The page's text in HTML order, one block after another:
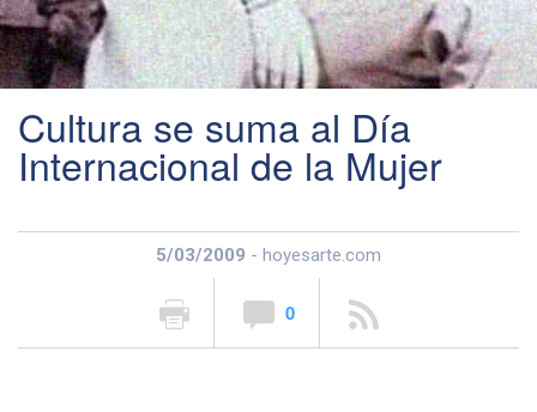
Cultura se suma al Día
Internacional de la Mujer
5/03/2009 - hoyesarte.com
0